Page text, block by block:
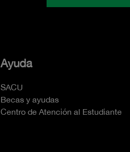
Ayuda
SACU
Becas y ayudas
Centro de Atención al Estudiante